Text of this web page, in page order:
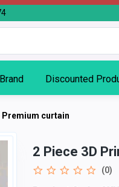
Brand Discounted
Premium curtain
2 Piece 3D
(0)